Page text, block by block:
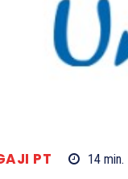
PT 14 min.